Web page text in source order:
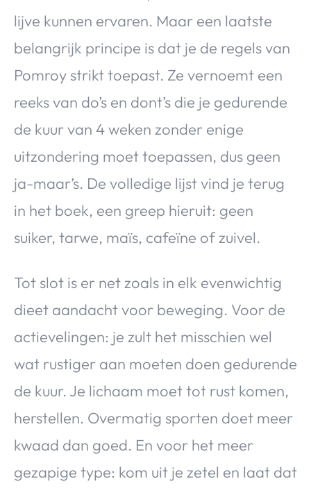
lijve kunnen ervaren. Maar een laatste
belangrijk principe is dat je de regels van
Pomroy strikt toepast. Ze vernoemt een
reeks van do’s en dont’s die je gedurende
de kuur van 4 weken zonder enige
uitzondering moet toepassen, dus geen
ja-maar’s. De volledige lijst vind je terug
in het boek, een greep hieruit: geen
suiker, tarwe, maïs, cafeïne of zuivel.
Tot slot is er net zoals in elk evenwichtig
dieet aandacht voor beweging. Voor de
actievelingen: je zult het misschien wel
wat rustiger aan moeten doen gedurende
de kuur. Je lichaam moet tot rust komen,
herstellen. Overmatig sporten doet meer
kwaad dan goed. En voor het meer
gezapige type: kom uit je zetel en laat dat